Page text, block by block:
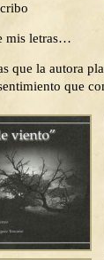
mis letras…
que la autora
que